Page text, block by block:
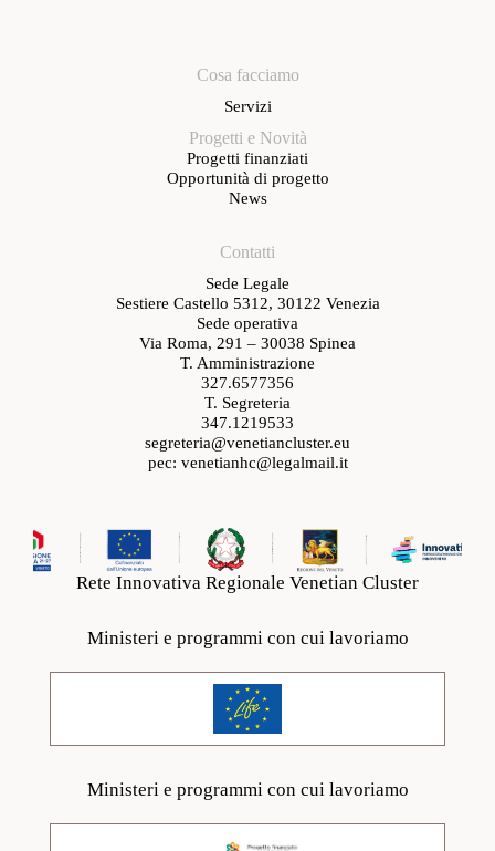
Cosa facciamo
Servizi
Progetti e Novità
Progetti finanziati
Opportunità di progetto
News
Contatti
Sede Legale
Sestiere Castello 5312, 30122 Venezia
Sede operativa
Via Roma, 291 – 30038 Spinea
T. Amministrazione
327.6577356
T. Segreteria
347.1219533
segreteria@venetiancluster.eu
pec: venetianhc@legalmail.it
Rete Innovativa Regionale Venetian Cluster
Ministeri e programmi con cui lavoriamo
Ministeri e programmi con cui lavoriamo